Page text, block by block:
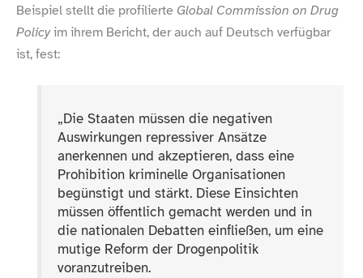
Beispiel stellt die profilierte Global Commission on Drug
Policyim ihrem Bericht, der auch auf Deutsch verfügbar
ist, fest:
„Die Staaten müssen die negativen
Auswirkungen repressiver Ansätze
anerkennen und akzeptieren, dass eine
Prohibition kriminelle Organisationen
begünstigt und stärkt. Diese Einsichten
müssen öffentlich gemacht werden und in
die nationalen Debatten einfließen, um eine
mutige Reform der Drogenpolitik
voranzutreiben.